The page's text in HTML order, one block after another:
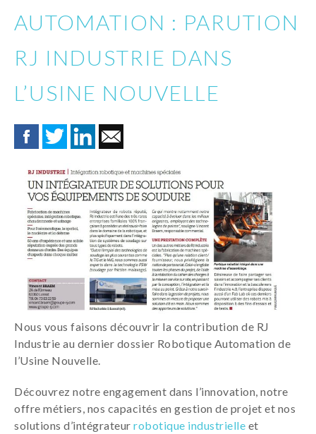
AUTOMATION : PARUTION
RJ INDUSTRIE DANS
L’USINE NOUVELLE
Nous vous faisons découvrir la contribution de RJ
Industrie au dernier dossier Robotique Automation de
l’Usine Nouvelle.
Découvrez notre engagement dans l’innovation, notre
offre métiers, nos capacités en gestion de projet et nos
solutions d’intégrateur robotique industrielle et